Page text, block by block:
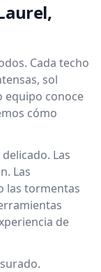
Cada techo
sol
equipo conoce
cómo
Las
Las
las tormentas
de